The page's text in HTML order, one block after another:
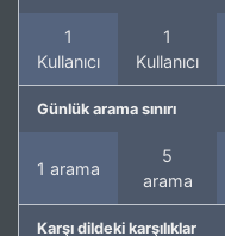
1
Kullanıcı
1
Kullanıcı
Günlük arama sınırı
1 arama
5
arama
Karşı dildeki karşılıklar